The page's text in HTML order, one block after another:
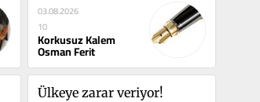
03.08.2026
10
Korkusuz Kalem
Osman Ferit
Ülkeye zarar veriyor!